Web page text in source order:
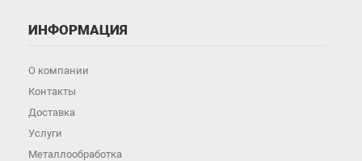
ИНФОРМАЦИЯ
О компании
Контакты
Доставка
Услуги
Металлообработка